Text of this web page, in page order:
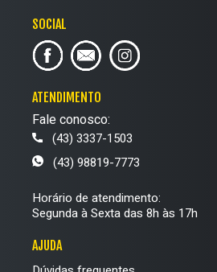
SOCIAL
ATENDIMENTO
Fale conosco:
(43) 3337-1503
(43) 98819-7773
Horário de atendimento:
Segunda à Sexta das 8h às 17h
AJUDA